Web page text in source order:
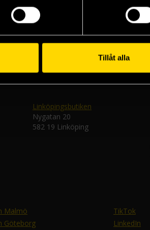
Tillåt alla
Linköpingsbutiken
Nygatan 20
582 19 Linköping
Malmö
Göteborg
TikTok
LinkedIn